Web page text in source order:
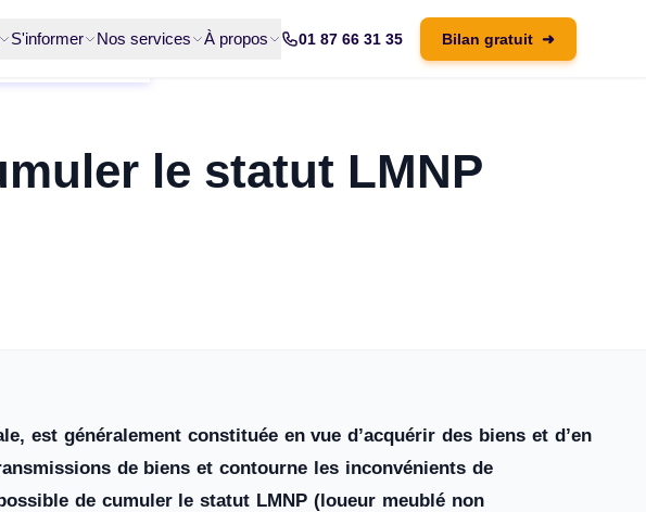
S'informer Nos services À propos 01 87 66 31 35 Bilan gratuit ➜
le statut LMNP
est généralement constituée en vue d’acquérir des biens et d’en
de biens et contourne les inconvénients de
de cumuler le statut LMNP (loueur meublé non